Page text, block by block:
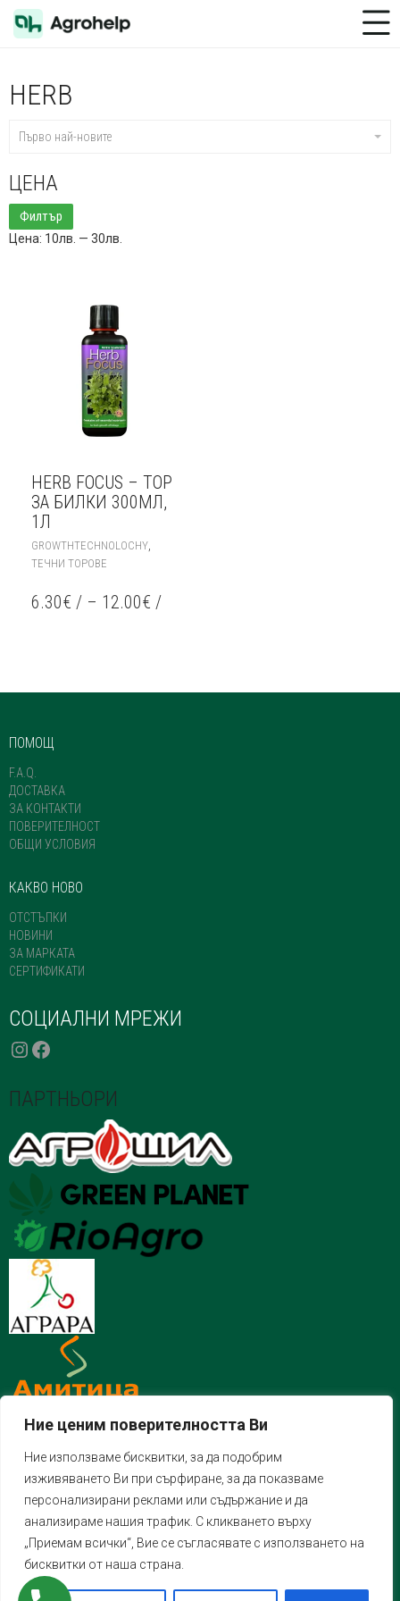
Ние ценим поверителността Ви
Ние използваме бисквитки, за да подобрим
изживяването Ви при сърфиране, за да показваме
персонализирани реклами или съдържание и да
анализираме нашия трафик. С кликването върху
„Приемам всички“, Вие се съгласявате с използването на
бисквитки от наша страна.
Toggle Menu
HERB
Първо най-новите
ЦЕНА
Минимална
цена
Максимална
цена
Филтър
Цена: 10лв. — 30лв.
HERB FOCUS – ТОР
ЗА БИЛКИ 300МЛ,
1Л
GROWTHTECHNOLOCHY
ТЕЧНИ ТОРОВЕ
6.30€ / – 12.00€ /
ПОМОЩ
F.A.Q.
ДОСТАВКА
ЗА КОНТАКТИ
ПОВЕРИТЕЛНОСТ
ОБЩИ УСЛОВИЯ
КАКВО НОВО
ОТСТЪПКИ
НОВИНИ
ЗА МАРКАТА
СЕРТИФИКАТИ
СОЦИАЛНИ МРЕЖИ
INSTAGRAM
FACEBOOK
ПАРТНЬОРИ